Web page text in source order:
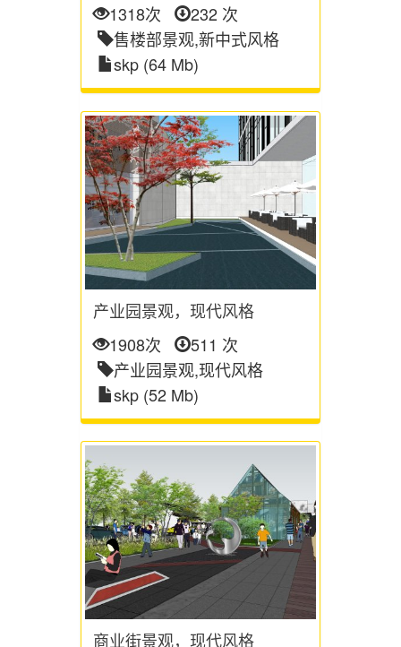
1318次
232 次
售楼部景观,新中式风格
skp (64 Mb)
产业园景观，现代风格
1908次
511 次
产业园景观,现代风格
skp (52 Mb)
商业街景观，现代风格